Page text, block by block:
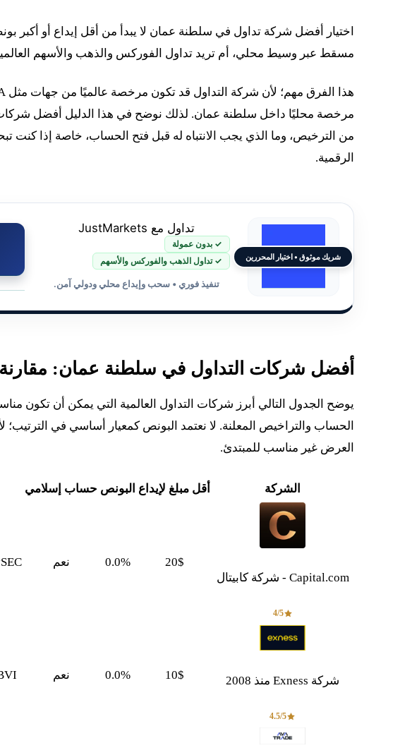
اختيار أفضل شركة تداول في سلطنة عمان لا يبدأ من أقل إيداع أو
مسقط عبر وسيط محلي، أم تريد تداول الفوركس والذهب والأسهم
مرخصة محليًا داخل سلطنة عمان. لذلك نوضح في هذا الدليل أفضل شركات
من الترخيص، وما الذي يجب الانتباه له قبل فتح الحساب، خاصة إذا
الرقمية.
شريك موثوق • اختيار المحررين
تداول مع JustMarkets
✓ بدون عمولة
✓ تداول الذهب والفوركس والأسهم
تنفيذ فوري • سحب وإيداع محلي ودولي آمن.
أفضل شركات التداول في سلطنة عمان:
يوضح الجدول التالي أبرز شركات التداول العالمية التي يمكن أن تكون
الحساب والتراخيص المعلنة. لا نعتمد البونص كمعيار أساسي في
العرض غير مناسب للمبتدئ.
الشركة أقل مبلغ لإيداع البونص حساب إسلامي
Capital.com - شركة كابيتال
4/5
20$
0.0% نعم
شركة Exness منذ 2008
4.5/5
10$
0.0% نعم